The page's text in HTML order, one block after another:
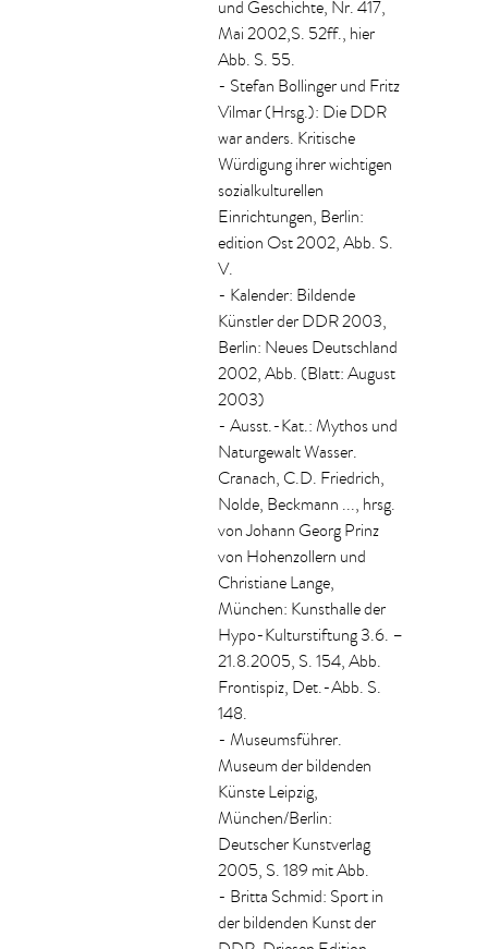
und Geschichte, Nr. 417,
Mai 2002,S. 52ff., hier
Abb. S. 55.
- Stefan Bollinger und Fritz
Vilmar (Hrsg.): Die DDR
war anders. Kritische
Würdigung ihrer wichtigen
sozialkulturellen
Einrichtungen, Berlin:
edition Ost 2002, Abb. S.
V.
- Kalender: Bildende
Künstler der DDR 2003,
Berlin: Neues Deutschland
2002, Abb. (Blatt: August
2003)
- Ausst.-Kat.: Mythos und
Naturgewalt Wasser.
Cranach, C.D. Friedrich,
Nolde, Beckmann ..., hrsg.
von Johann Georg Prinz
von Hohenzollern und
Christiane Lange,
München: Kunsthalle der
Hypo-Kulturstiftung 3.6. –
21.8.2005, S. 154, Abb.
Frontispiz, Det.-Abb. S.
148.
- Museumsführer.
Museum der bildenden
Künste Leipzig,
München/Berlin:
Deutscher Kunstverlag
2005, S. 189 mit Abb.
- Britta Schmid: Sport in
der bildenden Kunst der